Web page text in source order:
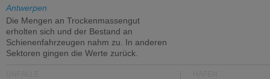
Antwerpen
Die Mengen an Trockenmassengut
erholten sich und der Bestand an
Schienenfahrzeugen nahm zu. In anderen
Sektoren gingen die Werte zurück.